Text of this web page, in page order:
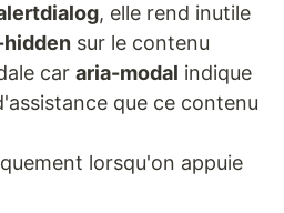
, elle rend inutile
sur le contenu
car aria-modal indique
que ce contenu
lorsqu'on appuie